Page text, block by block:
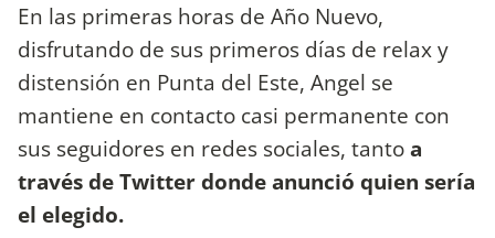
En las primeras horas de Año Nuevo,
disfrutando de sus primeros días de relax y
distensión en Punta del Este, Angel se
mantiene en contacto casi permanente con
sus seguidores en redes sociales, tantoa
través de Twitter donde anunció quien sería
el elegido.